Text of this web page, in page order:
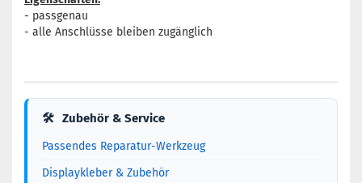
- passgenau
- alle Anschlüsse bleiben zugänglich
🛠 Zubehör & Service
Passendes Reparatur-Werkzeug
Displaykleber & Zubehör